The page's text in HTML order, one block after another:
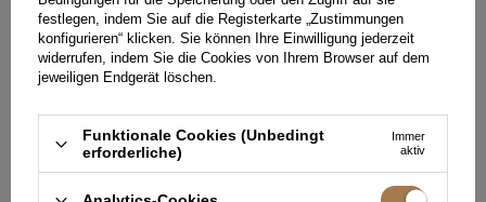
HINTERLASSEN SIE IHR FEEDBACK
TEILEN SIE IHRE MEINUNG
Jede Meinung hilft anderen Kundinnen bei der Auswahl.
Wenn Sie dieses Modell getragen haben, teilen Sie bitte Ihre
festlegen, indem Sie auf die Registerkarte „Zustimmungen
konfigurieren“ klicken. Sie können Ihre Einwilligung jederzeit
widerrufen, indem Sie die Cookies von Ihrem Browser auf dem
jeweiligen Endgerät löschen.
Funktionale Cookies (Unbedingt
erforderliche)
Immer
aktiv